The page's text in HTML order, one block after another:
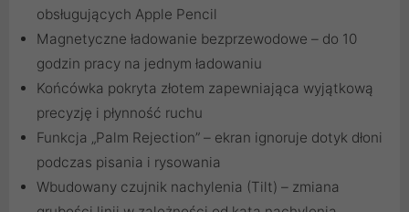
obsługujących Apple Pencil
Magnetyczne ładowanie bezprzewodowe – do 10
godzin pracy na jednym ładowaniu
Końcówka pokryta złotem zapewniająca wyjątkową
precyzję i płynność ruchu
Funkcja „Palm Rejection” – ekran ignoruje dotyk dłoni
podczas pisania i rysowania
Wbudowany czujnik nachylenia (Tilt) – zmiana